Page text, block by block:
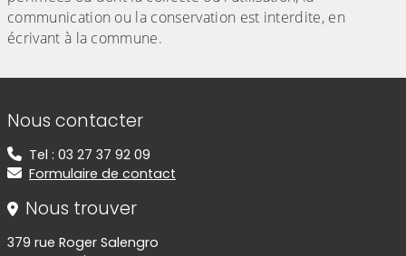
communication ou la conservation est interdite, en
écrivant à la commune.
Informations de contact
Nous contacter
Tel : 03 27 37 92 09
Formulaire de contact
Nous trouver
379 rue Roger Salengro